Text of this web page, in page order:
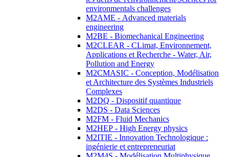
environmentals challenges
M2AME - Advanced materials
engineering
M2BE - Biomechanical Engineering
M2CLEAR - CLimat, Environnement,
Applications et Recherche - Water, Air,
Pollution and Energy
M2CMASIC - Conception, Modélisation
et Architecture des Systèmes Industriels
Complexes
M2DQ - Dispositif quantique
M2DS - Data Sciences
M2FM - Fluid Mechanics
M2HEP - High Energy physics
M2ITIE - Innovation Technologique :
ingénierie et entrepreneuriat